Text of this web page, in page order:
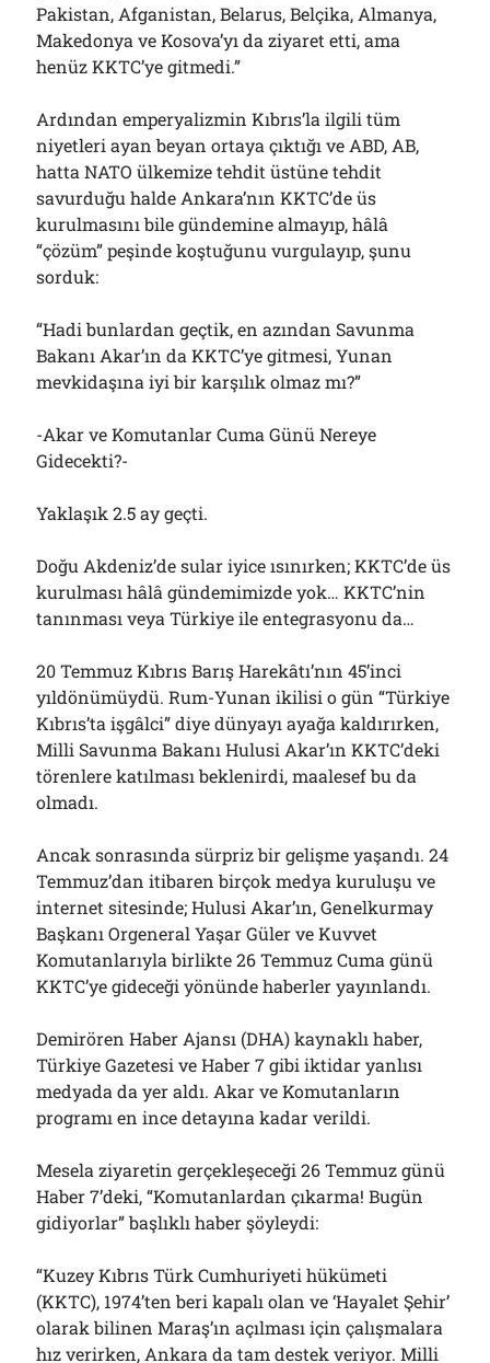
Pakistan, Afganistan, Belarus, Belçika, Almanya,
Makedonya ve Kosova’yı da ziyaret etti, ama
henüz KKTC’ye gitmedi.”
Ardından emperyalizmin Kıbrıs’la ilgili tüm
niyetleri ayan beyan ortaya çıktığı ve ABD, AB,
hatta NATO ülkemize tehdit üstüne tehdit
savurduğu halde Ankara’nın KKTC’de üs
kurulmasını bile gündemine almayıp, hâlâ
“çözüm” peşinde koştuğunu vurgulayıp, şunu
sorduk:
“Hadi bunlardan geçtik, en azından Savunma
Bakanı Akar’ın da KKTC’ye gitmesi, Yunan
mevkidaşına iyi bir karşılık olmaz mı?”
-Akar ve Komutanlar Cuma Günü Nereye
Gidecekti?-
Yaklaşık 2.5 ay geçti.
Doğu Akdeniz’de sular iyice ısınırken; KKTC’de üs
kurulması hâlâ gündemimizde yok… KKTC’nin
tanınması veya Türkiye ile entegrasyonu da…
20 Temmuz Kıbrıs Barış Harekâtı’nın 45’inci
yıldönümüydü. Rum-Yunan ikilisi o gün “Türkiye
Kıbrıs’ta işgâlci” diye dünyayı ayağa kaldırırken,
Milli Savunma Bakanı Hulusi Akar’ın KKTC’deki
törenlere katılması beklenirdi, maalesef bu da
olmadı.
Ancak sonrasında sürpriz bir gelişme yaşandı. 24
Temmuz’dan itibaren birçok medya kuruluşu ve
internet sitesinde; Hulusi Akar’ın, Genelkurmay
Başkanı Orgeneral Yaşar Güler ve Kuvvet
Komutanlarıyla birlikte 26 Temmuz Cuma günü
KKTC’ye gideceği yönünde haberler yayınlandı.
Demirören Haber Ajansı (DHA) kaynaklı haber,
Türkiye Gazetesi ve Haber 7 gibi iktidar yanlısı
medyada da yer aldı. Akar ve Komutanların
programı en ince detayına kadar verildi.
Mesela ziyaretin gerçekleşeceği 26 Temmuz günü
Haber 7’deki, “Komutanlardan çıkarma! Bugün
gidiyorlar” başlıklı haber şöyleydi:
“Kuzey Kıbrıs Türk Cumhuriyeti hükümeti
(KKTC), 1974’ten beri kapalı olan ve ‘Hayalet Şehir’
olarak bilinen Maraş’ın açılması için çalışmalara
hız verirken, Ankara da tam destek veriyor. Milli